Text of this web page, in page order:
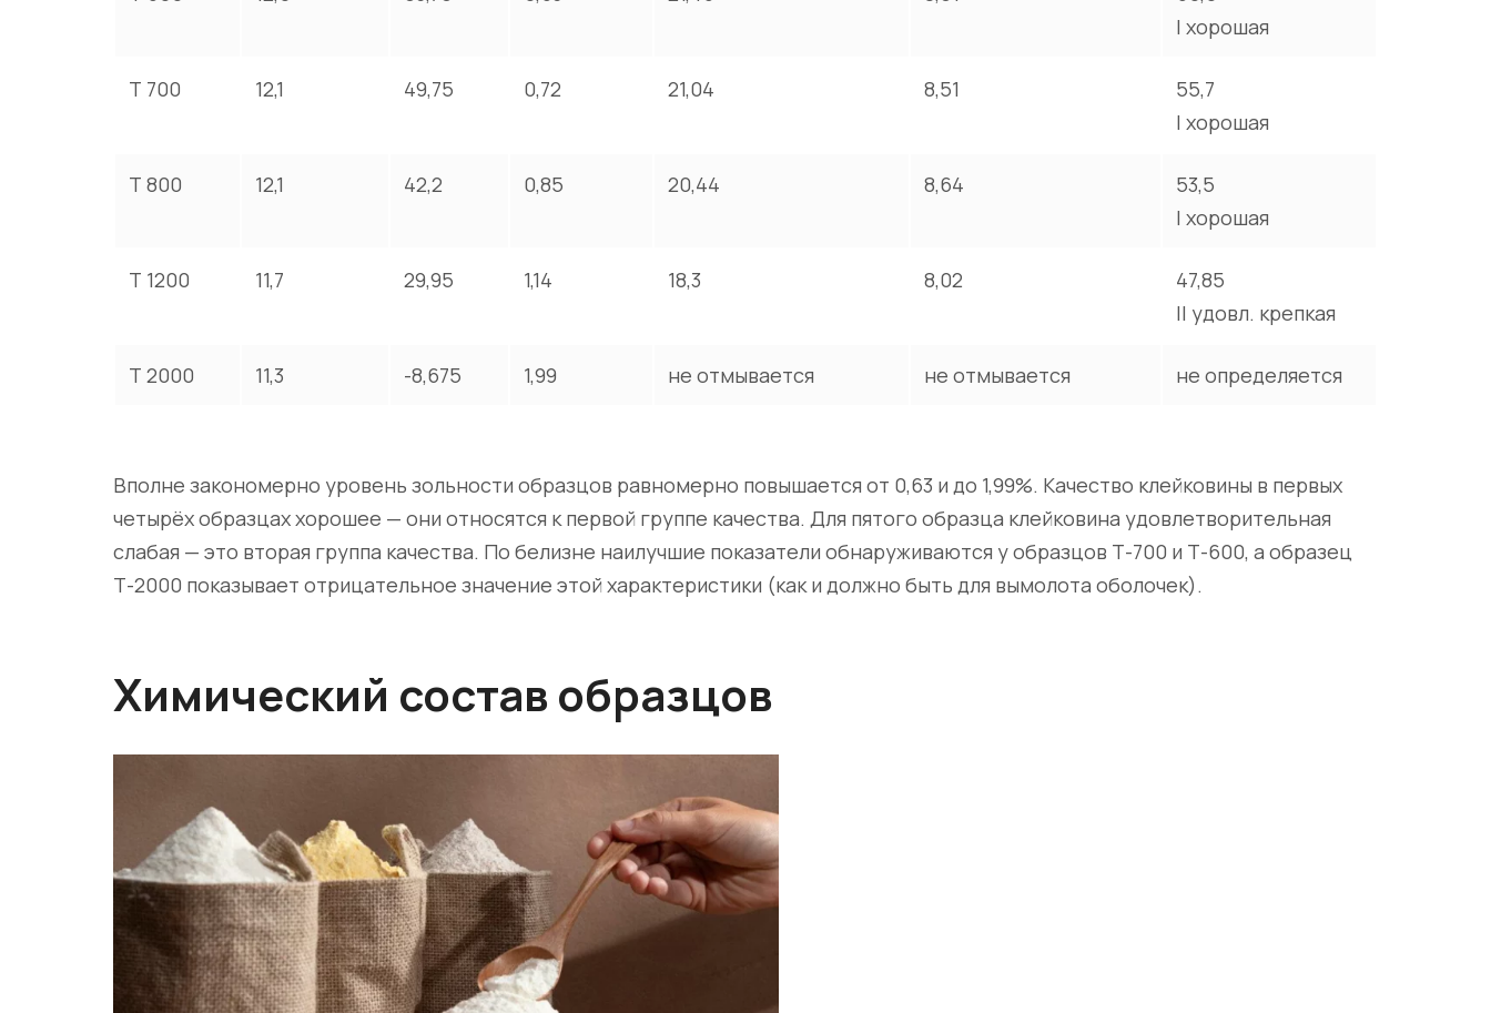
I хорошая
Т 700 12,1 49,75 0,72 21,04 8,51
55,7
I хорошая
Т 800 12,1 42,2 0,85 20,44 8,64
53,5
I хорошая
Т 1200 11,7 29,95 1,14 18,3 8,02
47,85
II удовл. крепкая
Т 2000 11,3 -8,675 1,99 не отмывается не отмывается не определяется
Вполне закономерно уровень зольности образцов равномерно повышается от 0,63 и до 1,99%. Качество клейковины в первых
четырёх образцах хорошее — они относятся к первой группе качества. Для пятого образца клейковина удовлетворительная
слабая — это вторая группа качества. По белизне наилучшие показатели обнаруживаются у образцов Т-700 и Т-600, а образец
Т-2000 показывает отрицательное значение этой характеристики (как и должно быть для вымолота оболочек).
Химический состав образцов